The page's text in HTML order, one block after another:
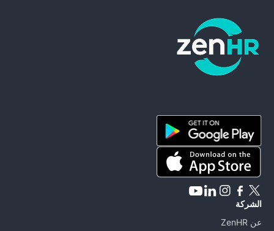
الشركة
عن ZenHR